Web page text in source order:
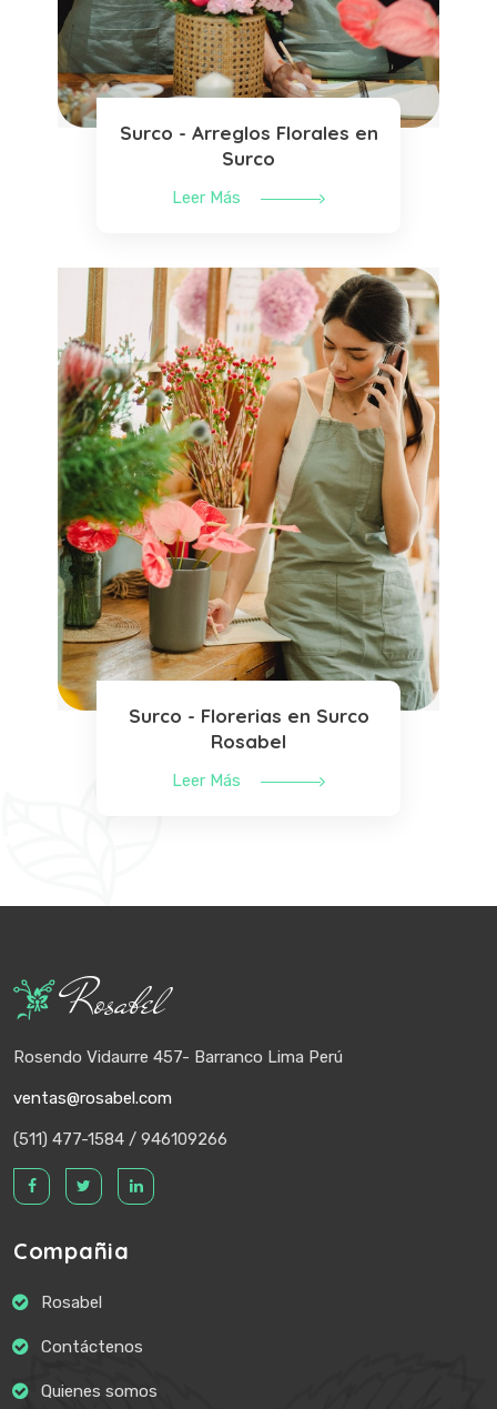
Surco - Arreglos Florales en
Surco
Leer Más
Surco - Florerias en Surco
Rosabel
Leer Más
Rosabel
Rosendo Vidaurre 457- Barranco Lima Perú
ventas@rosabel.com
(511) 477-1584 / 946109266
Compañia
Rosabel
Contáctenos
Quienes somos